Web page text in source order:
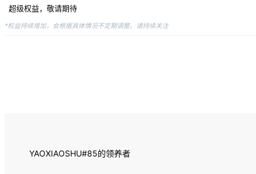
超级权益，敬请期待
*权益持续增加，会根据具体情况不定期调整。请持续关注
YAOXIAOSHU#85的领养者